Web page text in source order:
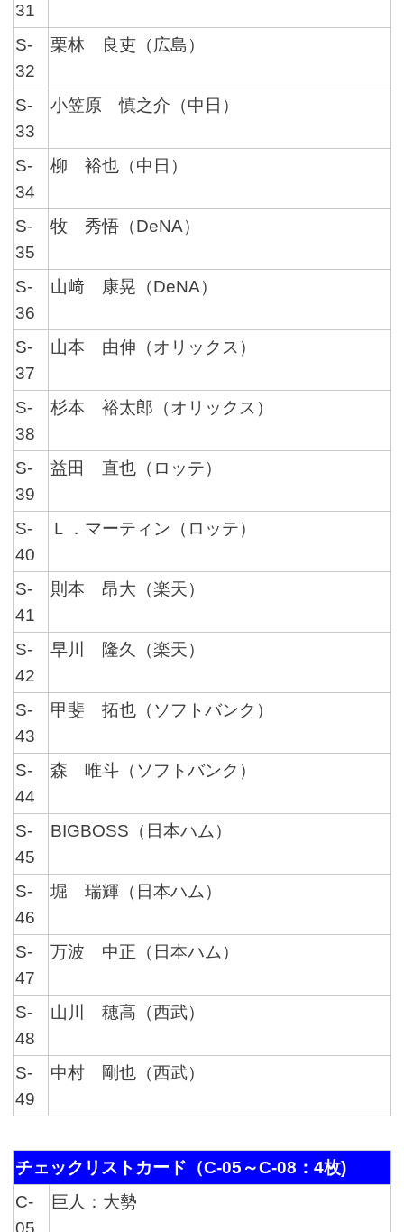
31
S-
32
栗林 良吏（広島）
S-
33
小笠原 慎之介（中日）
S-
34
柳 裕也（中日）
S-
35
牧 秀悟（DeNA）
S-
36
山﨑 康晃（DeNA）
S-
37
山本 由伸（オリックス）
S-
38
杉本 裕太郎（オリックス）
S-
39
益田 直也（ロッテ）
S-
40
Ｌ．マーティン（ロッテ）
S-
41
則本 昂大（楽天）
S-
42
早川 隆久（楽天）
S-
43
甲斐 拓也（ソフトバンク）
S-
44
森 唯斗（ソフトバンク）
S-
45
BIGBOSS（日本ハム）
S-
46
堀 瑞輝（日本ハム）
S-
47
万波 中正（日本ハム）
S-
48
山川 穂高（西武）
S-
49
中村 剛也（西武）
チェックリストカード（C-05～C-08：4枚)
C-
巨人：大勢